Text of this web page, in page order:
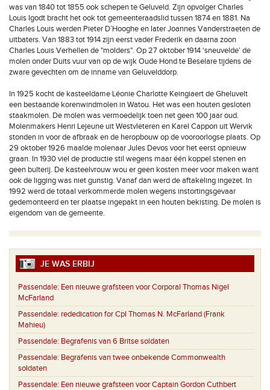
was van 1840 tot 1855 ook schepen te Geluveld. Zijn opvolger Charles
Louis Igodt bracht het ook tot gemeenteraadslid tussen 1874 en 1881. Na
Charles Louis werden Pieter D’Hooghe en later Joannes Vanderstraeten de
uitbaters. Van 1883 tot 1914 zijn eerst vader Frederik en daarna zoon
Charles Louis Verhellen de "molders". Op 27 oktober 1914 ‘sneuvelde’ de
molen onder Duits vuur van op de wijk Oude Hond te Beselare tijdens de
zware gevechten om de inname van Geluvelddorp.
In 1925 kocht de kasteeldame Léonie Charlotte Keingiaert de Gheluvelt
een bestaande korenwindmolen in Watou. Het was een houten gesloten
staakmolen. De molen was vermoedelijk toen net geen 100 jaar oud.
Molenmakers Henri Lejeune uit Westvleteren en Karel Cappon uit Wervik
stonden in voor de afbraak en de heropbouw op de vooroorlogse plaats. Op
29 oktober 1926 maalde molenaar Jules Devos voor het eerst opnieuw
graan. In 1930 viel de productie stil wegens maar één koppel stenen en
geen bulterij. De kasteelvrouw wou er geen kosten meer voor maken want
ook de ligging was niet gunstig. Vanaf dan werd de aftakeling ingezet. In
1992 werd de totaal verkommerde molen wegens instortingsgevaar
gedemonteerd en ter plaatse ingepakt in een houten bekisting. De molen is
eigendom van de gemeente.
JE WAS ERBIJ
Passendale: Een nieuwe grafsteen voor Corporal Thomas Nigel
McFarland
Passendale: rededication for Cpl Thomas N. McFarland (Frank
Mahieu)
Passendale: Begrafenis van 6 Britse soldaten
Passendale: Begrafenis van twee onbekende Commonwealth
soldaten
Passendale: Een nieuwe grafsteen voor Captain Gordon Cuthbert